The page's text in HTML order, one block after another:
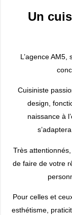
Un
L’agence AM5,
Cuisiniste
design,
naissance à
Très
de faire de votre
Pour celles et
esthétisme,